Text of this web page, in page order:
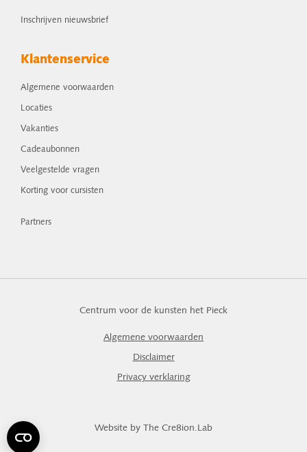
Inschrijven nieuwsbrief
Klantenservice
Algemene voorwaarden
Locaties
Vakanties
Cadeaubonnen
Veelgestelde vragen
Korting voor cursisten
Partners
Centrum voor de kunsten het Pieck
Algemene voorwaarden
Disclaimer
Privacy verklaring
Website by The Cre8ion.Lab